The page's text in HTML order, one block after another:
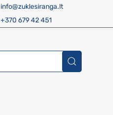
info@zuklesiranga.lt
+370 679 42 451